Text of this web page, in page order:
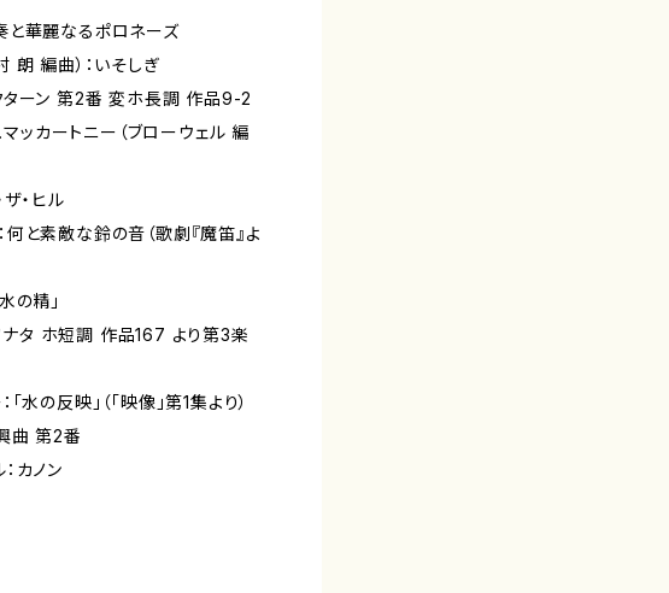
と華麗なるポロネーズ
朗 編曲）：いそしぎ
ターン 第2番 変ホ長調 作品9-2
ッカートニー（ブローウェル 編
・ヒル
と素敵な鈴の音（歌劇『魔笛』よ
の精」
タ ホ短調 作品167 より第3楽
水の反映」（「映像」第1集より）
曲 第2番
カノン